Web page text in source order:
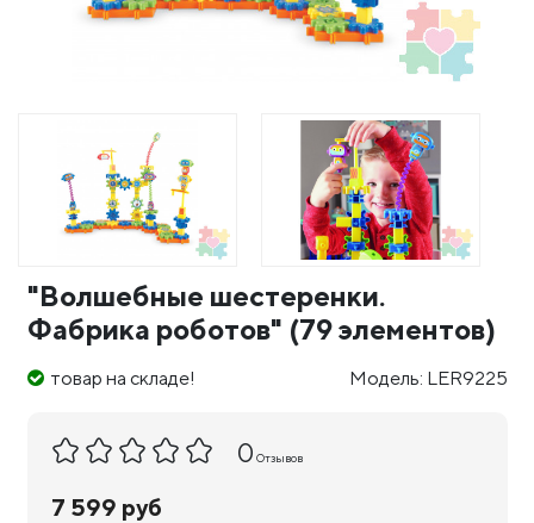
"Волшебные шестеренки.
Фабрика роботов" (79 элементов)
товар на складе! Модель: LER9225
0 Отзывов
7 599 руб